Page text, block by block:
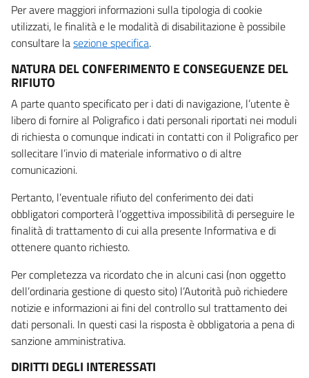
Per avere maggiori informazioni sulla tipologia di cookie
utilizzati, le finalità e le modalità di disabilitazione è possibile
consultare lasezione specifica.
NATURA DEL CONFERIMENTO E CONSEGUENZE DEL
RIFIUTO
A parte quanto specificato per i dati di navigazione, l’utente è
libero di fornire al Poligrafico i dati personali riportati nei moduli
di richiesta o comunque indicati in contatti con il Poligrafico per
sollecitare l’invio di materiale informativo o di altre
comunicazioni.
Pertanto, l’eventuale rifiuto del conferimento dei dati
obbligatori comporterà l’oggettiva impossibilità di perseguire le
finalità di trattamento di cui alla presente Informativa e di
ottenere quanto richiesto.
Per completezza va ricordato che in alcuni casi (non oggetto
dell’ordinaria gestione di questo sito) l’Autorità può richiedere
notizie e informazioni ai fini del controllo sul trattamento dei
dati personali. In questi casi la risposta è obbligatoria a pena di
sanzione amministrativa.
DIRITTI DEGLI INTERESSATI